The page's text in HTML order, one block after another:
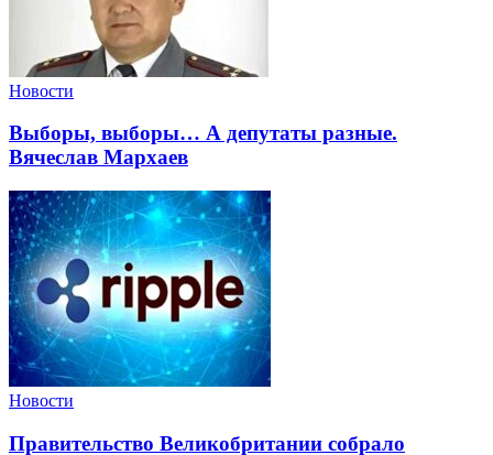
Новости
Выборы, выборы… А депутаты разные.
Вячеслав Мархаев
Новости
Правительство Великобритании собрало